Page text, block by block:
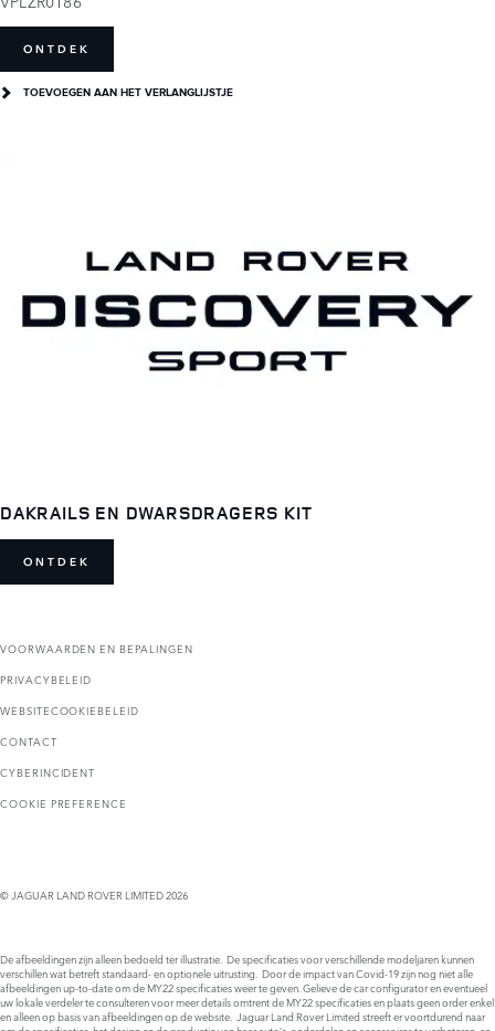
ONTDEK
TOEVOEGEN AAN HET VERLANGLIJSTJE
DAKRAILS EN DWARSDRAGERS KIT
ONTDEK
VOORWAARDEN EN BEPALINGEN
PRIVACYBELEID
WEBSITECOOKIEBELEID
CONTACT
CYBERINCIDENT
COOKIE PREFERENCE
© JAGUAR LAND ROVER LIMITED 2026
De afbeeldingen zijn alleen bedoeld ter illustratie. De specificaties voor verschillende modeljaren kunnen
verschillen wat betreft standaard- en optionele uitrusting. Door de impact van Covid-19 zijn nog niet alle
afbeeldingen up-to-date om de MY22 specificaties weer te geven. Gelieve de car configurator en eventueel
uw lokale verdeler te consulteren voor meer details omtrent de MY22 specificaties en plaats geen order enkel
en alleen op basis van afbeeldingen op de website. Jaguar Land Rover Limited streeft er voortdurend naar